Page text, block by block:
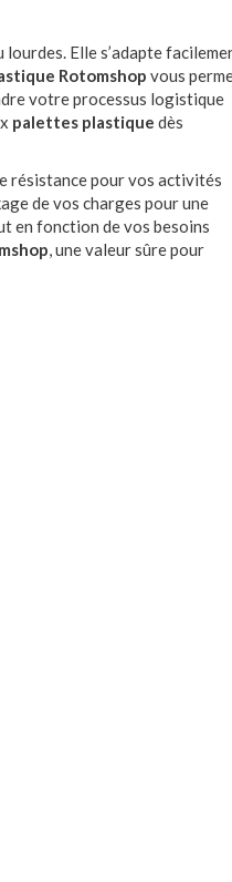
Elle s’adapte
Rotomshop vous
votre processus logistique
palettes plastique dès
résistance pour vos activités
de vos charges pour une
en fonction de vos besoins
, une valeur sûre pour